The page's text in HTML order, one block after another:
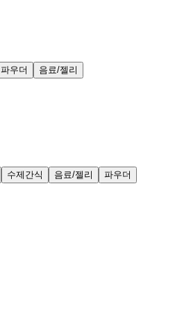
파우더 음료/젤리
수제간식 음료/젤리 파우더